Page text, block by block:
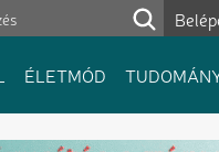
ÉLETMÓD